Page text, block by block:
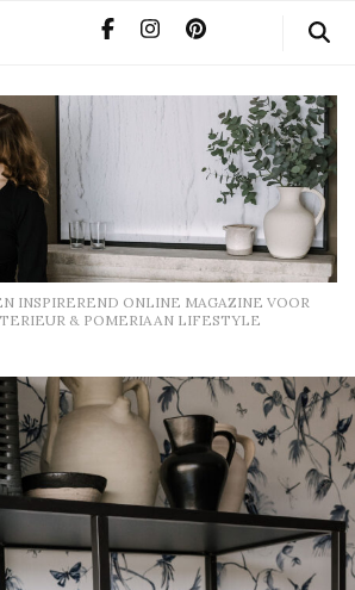
INSPIREREND ONLINE MAGAZINE VOOR
& POMERIAAN LIFESTYLE